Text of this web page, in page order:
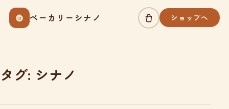
Skip
ベーカリーシナノ ショップへ
タグ: シナノ